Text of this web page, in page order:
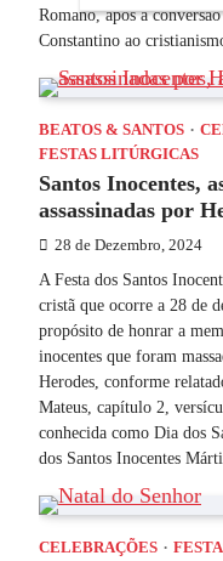
Romano, após a
Constantino ao
BEATOS & SANTOS
FESTAS LITÚRGICAS
Santos Inocentes,
assassinadas por
28 de Dezembro, 2024
A Festa dos Santos
cristã que ocorre a 28 de
propósito de honrar a
inocentes que foram
Herodes, conforme
Mateus, capítulo 2,
conhecida como Dia dos
dos Santos Inocentes
CELEBRAÇÕES